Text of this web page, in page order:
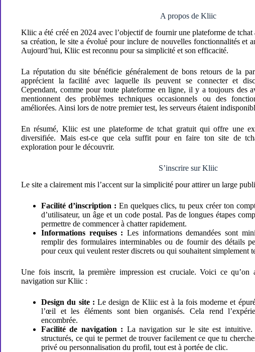
A propos de Kliic
Kliic a été créé en 2024 avec l’objectif de fournir une plateforme de
sa création, le site a évolué pour inclure de nouvelles fonctionnalités et
Aujourd’hui, Kliic est reconnu pour sa simplicité et son efficacité.
La réputation du site bénéficie généralement de bons retours de la
apprécient la facilité avec laquelle ils peuvent se connecter et
Cependant, comme pour toute plateforme en ligne, il y a toujours des
mentionnent des problèmes techniques occasionnels ou des
améliorées. Ainsi lors de notre premier test, les serveurs étaient
En résumé, Kliic est une plateforme de tchat gratuit qui offre une
diversifiée. Mais est-ce que cela suffit pour en faire ton site de
exploration pour le découvrir.
S’inscrire sur Kliic
Le site a clairement mis l’accent sur la simplicité pour attirer un large
Facilité d’inscription : En quelques clics, tu peux créer ton
d’utilisateur, un âge et un code postal. Pas de longues étapes
permettre de commencer à chatter rapidement.
Informations requises : Les informations demandées sont
remplir des formulaires interminables ou de fournir des détails
pour ceux qui veulent rester discrets ou qui souhaitent simplement
Une fois inscrit, la première impression est cruciale. Voici ce qu’on
navigation sur Kliic :
Design du site : Le design de Kliic est à la fois moderne et
l’œil et les éléments sont bien organisés. Cela rend
encombrée.
Facilité de navigation : La navigation sur le site est
structurés, ce qui te permet de trouver facilement ce que tu
privé ou personnalisation du profil, tout est à portée de clic.